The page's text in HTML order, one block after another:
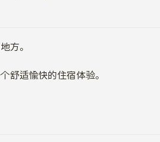
方。
舒适愉快的住宿体验。
己倒一杯啤酒或葡萄酒，随便些。